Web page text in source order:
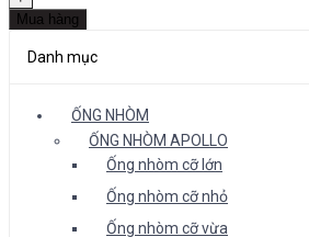
Mua hàng
Danh mục
ỐNG NHÒM
ỐNG NHÒM APOLLO
Ống nhòm cỡ lớn
Ống nhòm cỡ nhỏ
Ống nhòm cỡ vừa